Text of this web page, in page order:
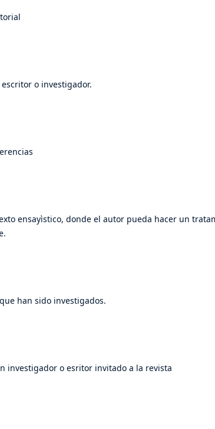
o investigador.
ensayìstico, donde el autor pueda hacer un
han sido investigados.
investigador o esritor invitado a la revista